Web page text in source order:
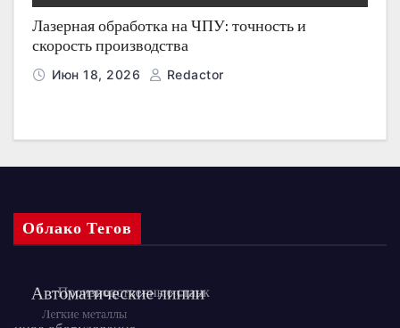
Лазерная обработка на ЧПУ: точность и
скорость производства
Июн 18, 2026 Redactor
Облако Тегов